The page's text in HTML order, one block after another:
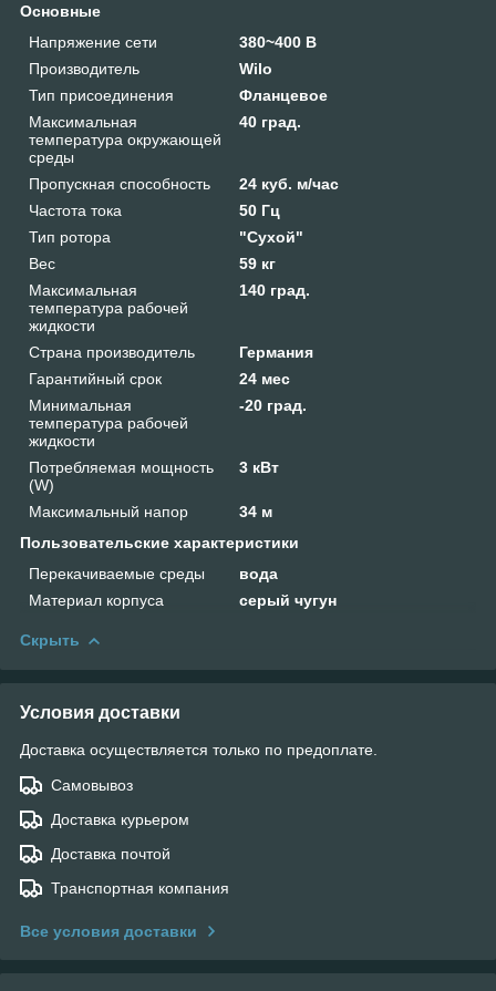
Основные
Напряжение сети
380~400 В
Производитель
Wilo
Тип присоединения
Фланцевое
Максимальная
температура окружающей
среды
40 град.
Пропускная способность
24 куб. м/час
Частота тока
50 Гц
Тип ротора
"Сухой"
Вес
59 кг
Максимальная
температура рабочей
жидкости
140 град.
Страна производитель
Германия
Гарантийный срок
24 мес
Минимальная
температура рабочей
жидкости
-20 град.
Потребляемая мощность
(W)
3 кВт
Максимальный напор
34 м
Пользовательские характеристики
Перекачиваемые среды
вода
Материал корпуса
серый чугун
Скрыть
Условия доставки
Доставка осуществляется только по предоплате.
Самовывоз
Доставка курьером
Доставка почтой
Транспортная компания
Все условия доставки